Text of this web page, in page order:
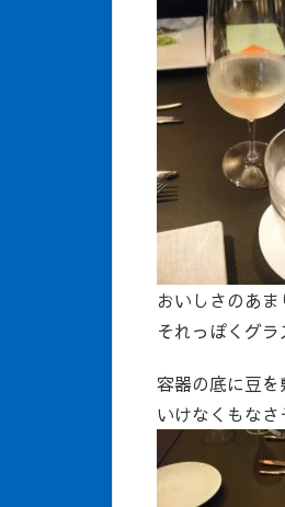
おいしさのあ
それっぽくグ
容器の底に豆を
いけなくもなさ